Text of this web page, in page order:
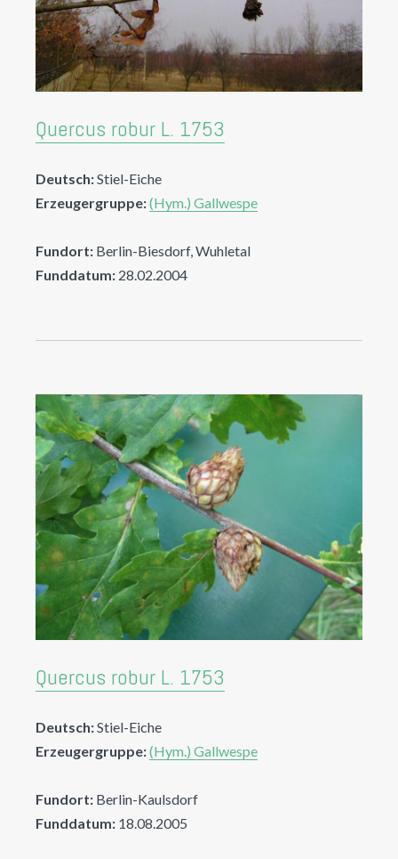
Quercus robur L. 1753
Deutsch:Stiel-Eiche
Erzeugergruppe:(Hym.) Gallwespe
Fundort: Berlin-Biesdorf, Wuhletal
Funddatum: 28.02.2004
Quercus robur L. 1753
Deutsch:Stiel-Eiche
Erzeugergruppe:(Hym.) Gallwespe
Fundort: Berlin-Kaulsdorf
Funddatum: 18.08.2005